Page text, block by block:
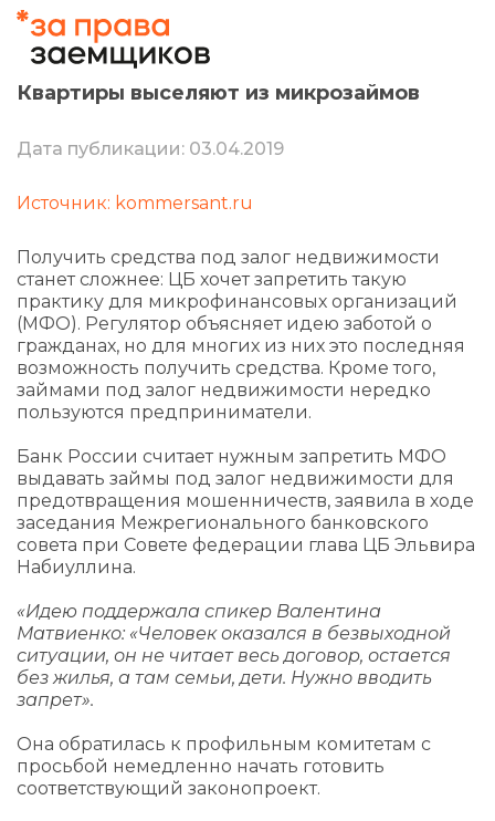
Квартиры выселяют из микрозаймов
Дата публикации: 03.04.2019
Источник: kommersant.ru
Получить средства под залог недвижимости
станет сложнее: ЦБ хочет запретить такую
практику для микрофинансовых организаций
(МФО). Регулятор объясняет идею заботой о
гражданах, но для многих из них это последняя
возможность получить средства. Кроме того,
займами под залог недвижимости нередко
пользуются предприниматели.
Банк России считает нужным запретить МФО
выдавать займы под залог недвижимости для
предотвращения мошенничеств, заявила в ходе
заседания Межрегионального банковского
совета при Совете федерации глава ЦБ Эльвира
Набиуллина.
«Идею поддержала спикер Валентина
Матвиенко: «Человек оказался в безвыходной
ситуации, он не читает весь договор, остается
без жилья, а там семьи, дети. Нужно вводить
запрет».
Она обратилась к профильным комитетам с
просьбой немедленно начать готовить
соответствующий законопроект.